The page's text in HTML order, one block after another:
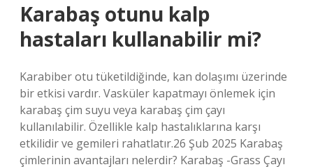
Karabaş otunu kalp
hastaları kullanabilir mi?
Karabiber otu tüketildiğinde, kan dolaşımı üzerinde
bir etkisi vardır. Vasküler kapatmayı önlemek için
karabaş çim suyu veya karabaş çim çayı
kullanılabilir. Özellikle kalp hastalıklarına karşı
etkilidir ve gemileri rahatlatır.26 Şub 2025 Karabaş
çimlerinin avantajları nelerdir? Karabaş -Grass Çayı